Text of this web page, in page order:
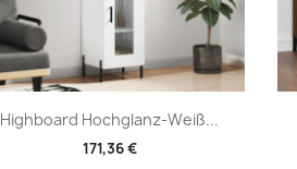
Highboard Hochglanz-Weiß...
171,36 €
 Vorschau